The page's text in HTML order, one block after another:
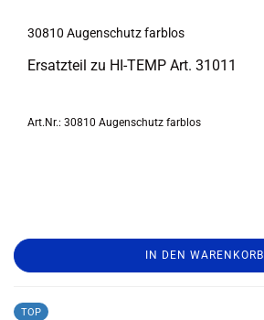
30810 Au­gen­schutz farb­los
Er­satz­teil zu HI-​TEMP Art. 31011
Art.Nr.: 30810 Augenschutz farblos
IN DEN WARENKORB
TOP